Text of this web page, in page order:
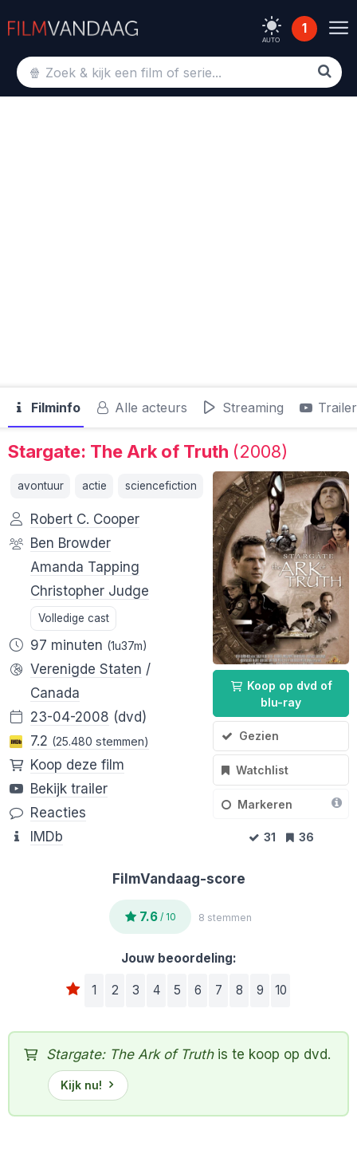
AUTO
1
Filminfo Alle acteurs Streaming Trailer
Stargate: The Ark of Truth (2008)
Koop op dvd of
blu-ray
Gezien
Watchlist
Markeren
31 36
avontuur actie sciencefiction
Robert C. Cooper
Ben Browder
Amanda Tapping
Christopher Judge
Volledige cast
97 minuten (1u37m)
Verenigde Staten /
Canada
23-04-2008 (dvd)
7.2 (25.480 stemmen)
Koop deze film
Bekijk trailer
Reacties
IMDb
FilmVandaag-score
7.6 / 10 8 stemmen
Jouw beoordeling:
1 2 3 4 5 6 7 8 9 10
Stargate: The Ark of Truthis te koop op dvd.
Kijk nu!